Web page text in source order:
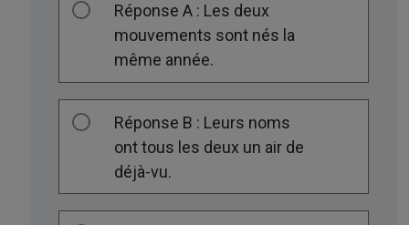
Réponse A : Les deux
mouvements sont nés la
même année.
Réponse B : Leurs noms
ont tous les deux un air de
déjà-vu.